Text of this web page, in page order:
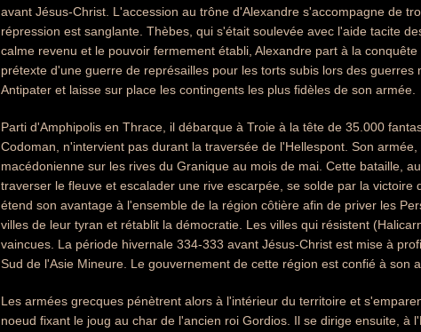
avant Jésus-Christ. L'accession au trône d'Alexandre s'accompagne de
répression est sanglante. Thèbes, qui s'était soulevée avec l'aide tacite
calme revenu et le pouvoir fermement établi, Alexandre part à la
prétexte d'une guerre de représailles pour les torts subis lors des
Antipater et laisse sur place les contingents les plus fidèles de son armée.
Parti d'Amphipolis en Thrace, il débarque à Troie à la tête de 35.000
Codoman, n'intervient pas durant la traversée de l'Hellespont. Son
macédonienne sur les rives du Granique au mois de mai. Cette bataille,
traverser le fleuve et escalader une rive escarpée, se solde par la
étend son avantage à l'ensemble de la région côtière afin de priver les
villes de leur tyran et rétablit la démocratie. Les villes qui résistent
vaincues. La période hivernale 334-333 avant Jésus-Christ est mise à
Sud de l'Asie Mineure. Le gouvernement de cette région est confié à son
Les armées grecques pénètrent alors à l'intérieur du territoire et
noeud fixant le joug au char de l'ancien roi Gordios. Il se dirige ensuite, à